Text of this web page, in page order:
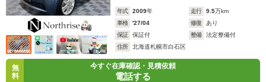
年式 2009年 走行 9.5万km
車検
'27/04 修復
あり
保証
保証付 整備
法定整備付
住所
北海道札幌市白石区
無
料
今すぐ在庫確認・見積依頼
電話する